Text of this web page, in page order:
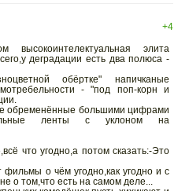
+4
высокоинтелектуальная элита
деградации есть два полюса -
обёртке" напичканые
- "под поп-корн и
обременённые большими цифрами
ленты с уклоном на
что угодно,а потом сказать:-Это
фильмы о чём угодно,как угодно и с
о том,что есть на самом деле...